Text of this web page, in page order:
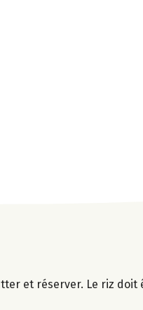
et réserver. Le riz